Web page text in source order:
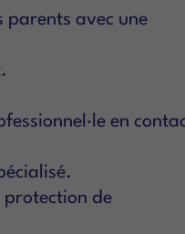
parents avec une
en
de